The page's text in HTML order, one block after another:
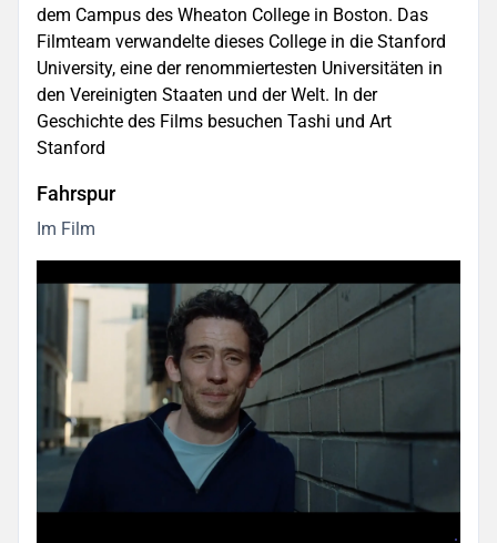
dem Campus des Wheaton College in Boston. Das
Filmteam verwandelte dieses College in die Stanford
University, eine der renommiertesten Universitäten in
den Vereinigten Staaten und der Welt. In der
Geschichte des Films besuchen Tashi und Art
Stanford
Fahrspur
Im Film